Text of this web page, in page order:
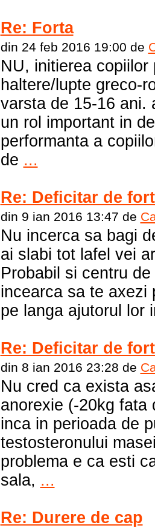
Re: Forta
din 24 feb 2016 19:00 de
NU, initierea
haltere/lupte greco-
varsta de 15-16 ani.
un rol important in
performanta a
de ...
Re: Deficitar de
din 9 ian 2016 13:47 de
Nu incerca sa bagi
ai slabi tot lafel vei
Probabil si centru
incearca sa te axezi
pe langa ajutorul lor
Re: Deficitar de
din 8 ian 2016 23:28 de
Nu cred ca exista
anorexie (-20kg fata
inca in perioada de
testosteronului
problema e ca esti
sala, ...
Re: Durere de cap